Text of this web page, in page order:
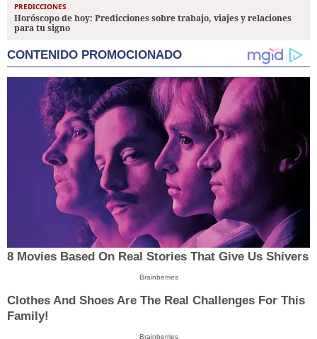
PREDICCIONES
Horóscopo de hoy: Predicciones sobre trabajo, viajes y relaciones
para tu signo
CONTENIDO PROMOCIONADO
8 Movies Based On Real Stories That Give Us Shivers
Brainberries
Clothes And Shoes Are The Real Challenges For This
Family!
Brainberries